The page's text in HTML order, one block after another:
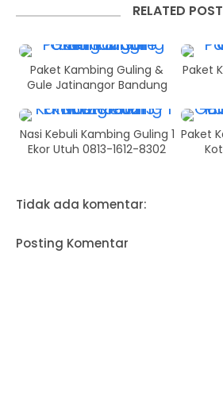
RELATED POST
Paket Kambing Guling &
Gule Jatinangor Bandung
Paket
Nasi Kebuli Kambing Guling 1
Ekor Utuh 0813-1612-8302
Paket
Tidak ada komentar:
Posting Komentar